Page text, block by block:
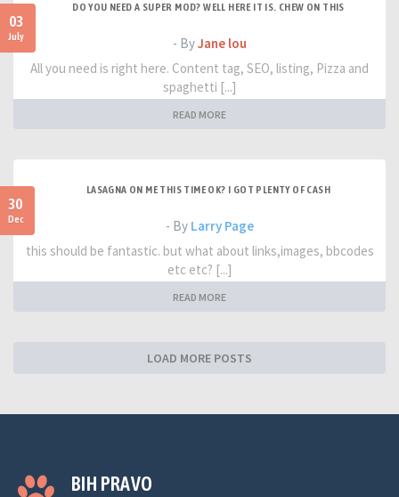
03
July
DO YOU NEED A SUPER MOD? WELL HERE IT IS. CHEW ON THIS
- ByJane lou
All you need is right here. Content tag, SEO, listing, Pizza and
spaghetti [...]
READ MORE
30
Dec
LASAGNA ON ME THIS TIME OK? I GOT PLENTY OF CASH
- By Larry Page
this should be fantastic. but what about links,images, bbcodes
etc etc? [...]
READ MORE
LOAD MORE POSTS
BIH PRAVO